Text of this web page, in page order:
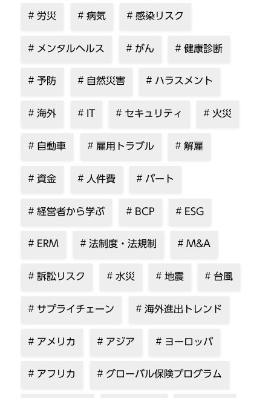
労災 病気 感染リスク
メンタルヘルス がん 健康診断
予防 自然災害 ハラスメント
海外 IT セキュリティ 火災
自動車 雇用トラブル 解雇
資金 人件費 パート
経営者から学ぶ BCP ESG
ERM 法制度・法規制 M&A
訴訟リスク 水災 地震 台風
サプライチェーン 海外進出トレンド
アメリカ アジア ヨーロッパ
アフリカ グローバル保険プログラム